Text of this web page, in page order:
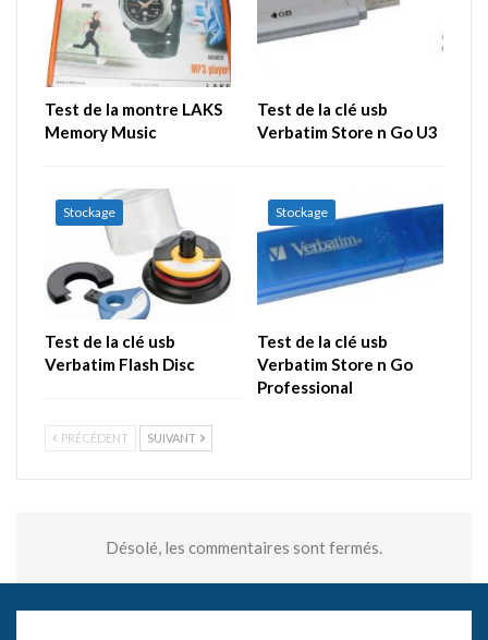
Test de la montre LAKS
Memory Music
Test de la clé usb
Verbatim Store n Go U3
Stockage
Test de la clé usb
Verbatim Flash Disc
Stockage
Test de la clé usb
Verbatim Store n Go
Professional
PRÉCÉDENT SUIVANT
Désolé, les commentaires sont fermés.